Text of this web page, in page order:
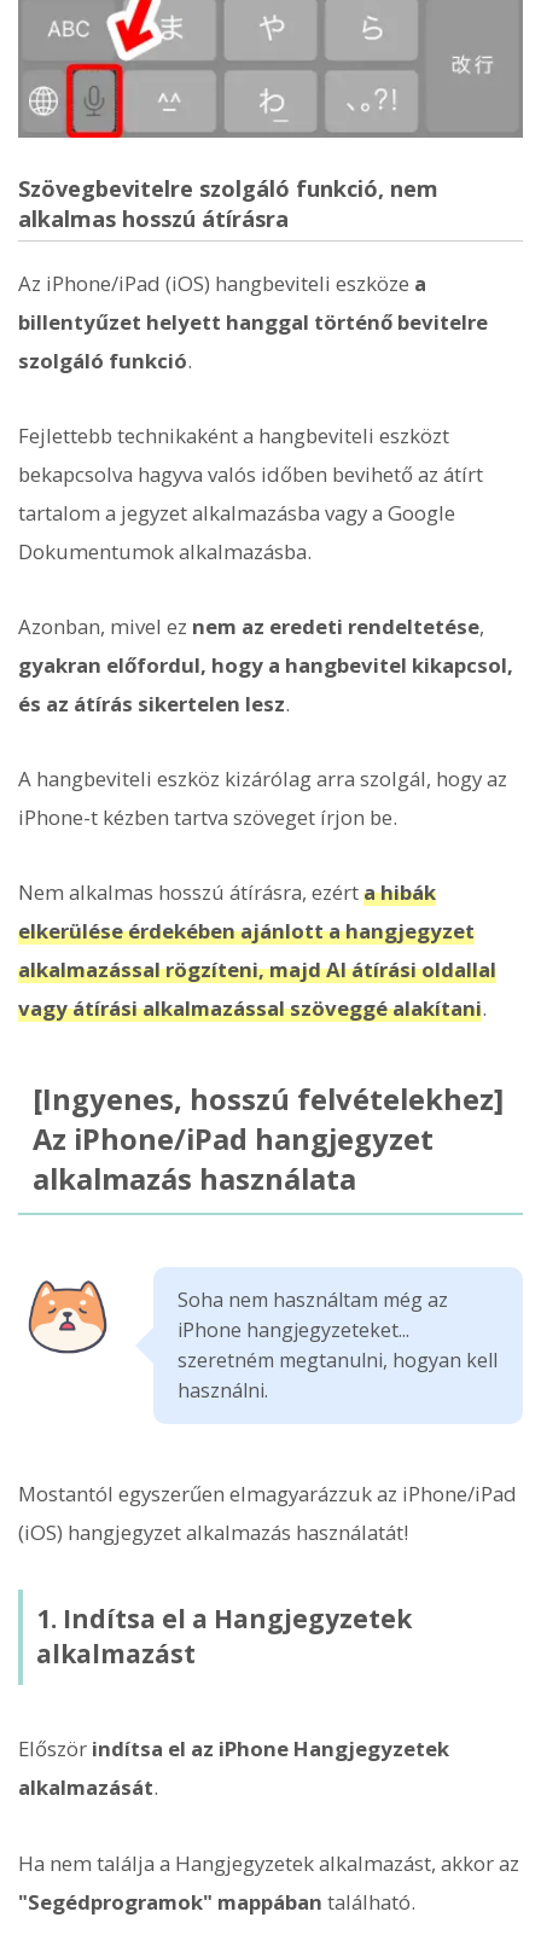
Szövegbevitelre szolgáló funkció, nem
alkalmas hosszú átírásra
Az iPhone/iPad (iOS) hangbeviteli eszköze a
billentyűzet helyett hanggal történő bevitelre
szolgáló funkció.
Fejlettebb technikaként a hangbeviteli eszközt
bekapcsolva hagyva valós időben bevihető az átírt
tartalom a jegyzet alkalmazásba vagy a Google
Dokumentumok alkalmazásba.
Azonban, mivel ez nem az eredeti rendeltetése,
gyakran előfordul, hogy a hangbevitel kikapcsol,
és az átírás sikertelen lesz.
A hangbeviteli eszköz kizárólag arra szolgál, hogy az
iPhone-t kézben tartva szöveget írjon be.
Nem alkalmas hosszú átírásra, ezérta hibák
elkerülése érdekében ajánlott a hangjegyzet
alkalmazással rögzíteni, majd AI átírási oldallal
vagy átírási alkalmazással szöveggé alakítani.
[Ingyenes, hosszú felvételekhez]
Az iPhone/iPad hangjegyzet
alkalmazás használata
Soha nem használtam még az
iPhone hangjegyzeteket...
szeretném megtanulni, hogyan kell
használni.
Mostantól egyszerűen elmagyarázzuk az iPhone/iPad
(iOS) hangjegyzet alkalmazás használatát!
1. Indítsa el a Hangjegyzetek
alkalmazást
Először indítsa el az iPhone Hangjegyzetek
alkalmazását.
Ha nem találja a Hangjegyzetek alkalmazást, akkor az
"Segédprogramok" mappában található.